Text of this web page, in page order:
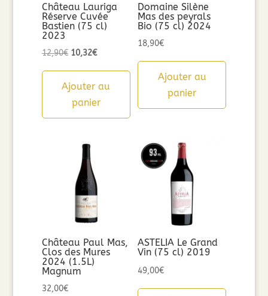
Château Lauriga
Réserve Cuvée
Bastien (75 cl)
2023
12,90€ Le
initial
était :
10,32€Le
actuel
est :
Ajouter au
panier
Domaine Silène
Mas des peyrals
Bio (75 cl) 2024
18,90€
Ajouter au
panier
Château Paul Mas,
Clos des Mures
2024 (1.5L)
Magnum
32,00€
ASTELIA Le Grand
Vin (75 cl) 2019
49,00€